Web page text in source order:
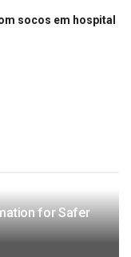
socos em hospital
for Safer